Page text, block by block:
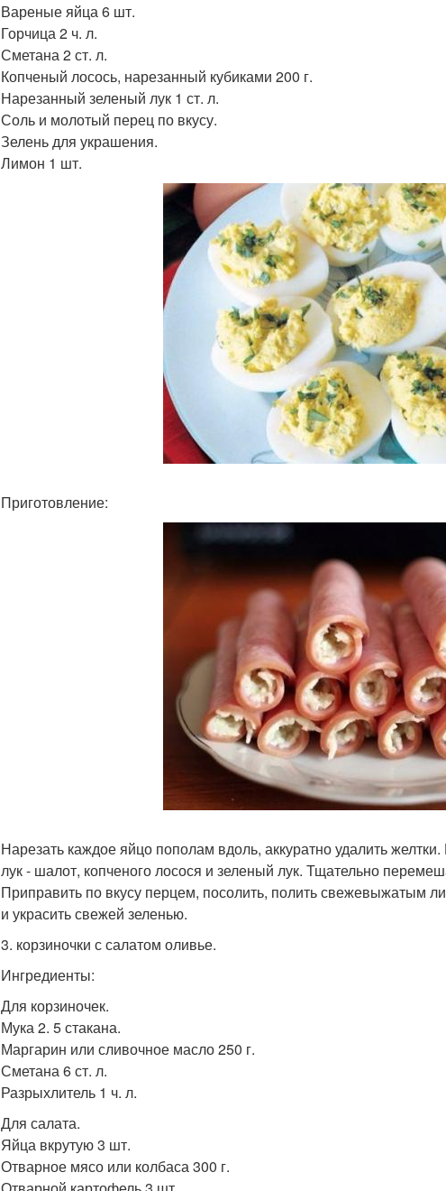
Вареные яйца 6 шт.
Горчица 2 ч. л.
Сметана 2 ст. л.
Копченый лосось, нарезанный кубиками 200 г.
Нарезанный зеленый лук 1 ст. л.
Соль и молотый перец по вкусу.
Зелень для украшения.
Лимон 1 шт.
Приготовление:
Нарезать каждое яйцо пополам вдоль, аккуратно удалить
лук - шалот, копченого лосося и зеленый лук. Тщательно
Приправить по вкусу перцем, посолить, полить свежевыжатым
и украсить свежей зеленью.
3. корзиночки с салатом оливье.
Ингредиенты:
Для корзиночек.
Мука 2. 5 стакана.
Маргарин или сливочное масло 250 г.
Сметана 6 ст. л.
Разрыхлитель 1 ч. л.
Для салата.
Яйца вкрутую 3 шт.
Отварное мясо или колбаса 300 г.